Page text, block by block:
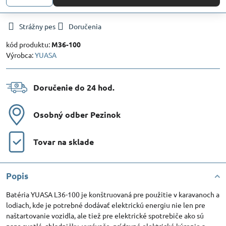
Strážny pes
Doručenia
kód produktu: M36-100
Výrobca:YUASA
Doručenie do 24 hod​.
Osobný odber Pezinok
Tovar na sklade
Popis
Batéria YUASA L36-100 je konštruovaná pre použitie v karavanoch a
lodiach, kde je potrebné dodávať elektrickú energiu nie len pre
naštartovanie vozidla, ale tiež pre elektrické spotrebiče ako sú